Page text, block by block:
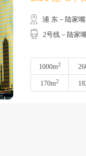
浦 东－陆家嘴
2号线－陆家
1000m2
170m2